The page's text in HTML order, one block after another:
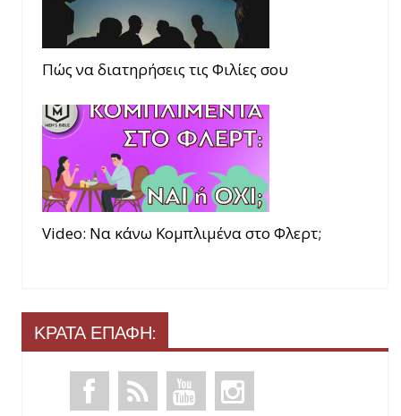
Πώς να διατηρήσεις τις Φιλίες σου
Video: Να κάνω Κομπλιμένα στο Φλερτ;
ΚΡΑΤΑ ΕΠΑΦΗ: